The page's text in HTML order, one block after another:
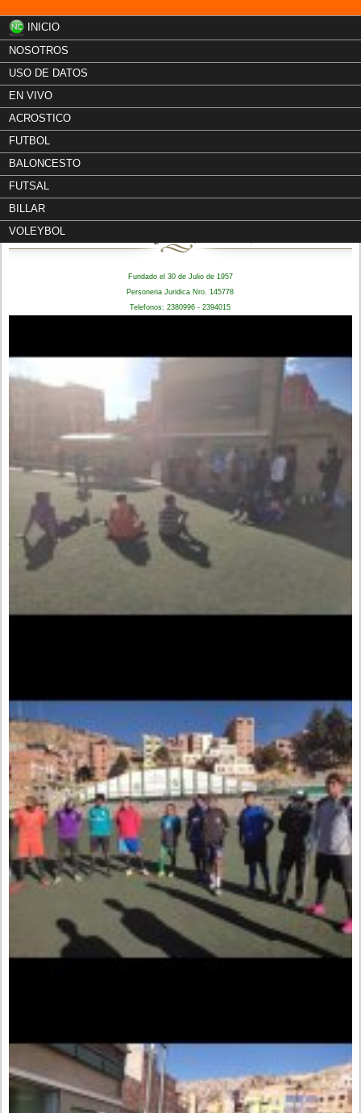
INICIO
NOSOTROS
USO DE DATOS
EN VIVO
ACROSTICO
FUTBOL
BALONCESTO
FUTSAL
BILLAR
VOLEYBOL
Liga Deportiva
Fundado el 30 de Julio de 1957
Personeria Juridica Nro. 145778
Telefonos: 2380996 - 2394015